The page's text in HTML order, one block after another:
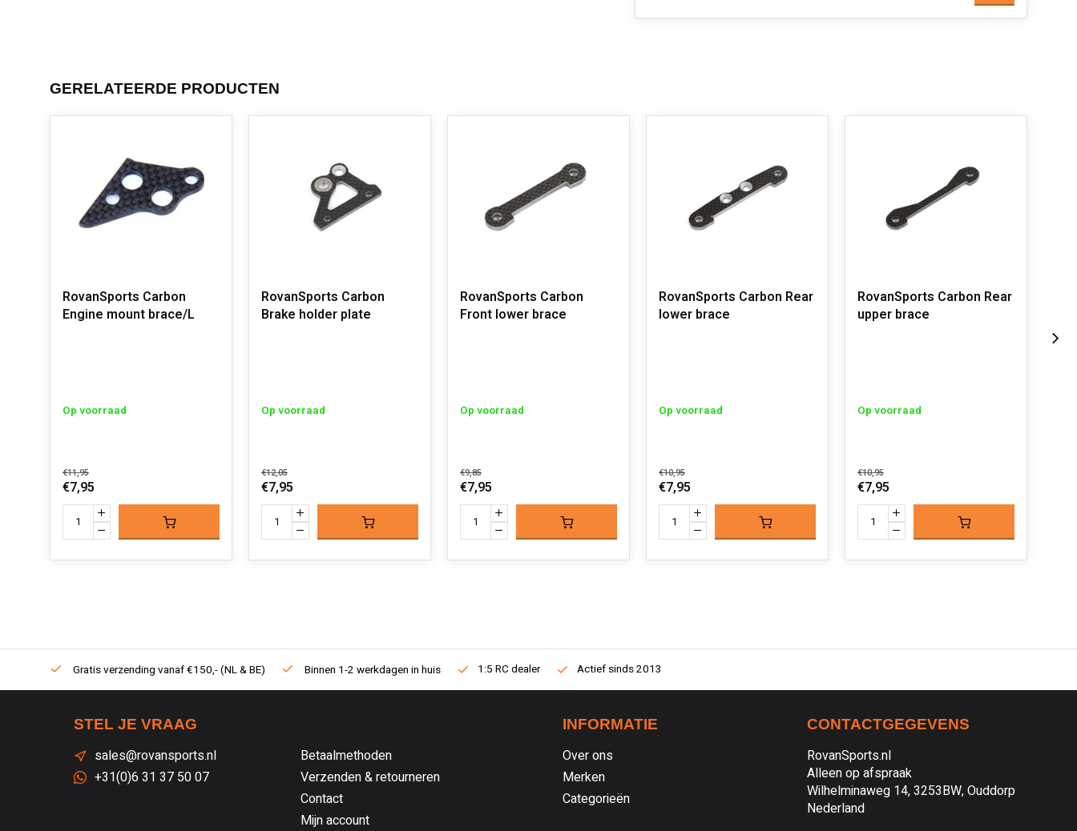
GERELATEERDE PRODUCTEN
RovanSports Carbon
Engine mount brace/L
Op voorraad
€11,95
€7,95
RovanSports Carbon
Brake holder plate
Op voorraad
€12,05
€7,95
RovanSports Carbon
Front lower brace
Op voorraad
€9,85
€7,95
RovanSports Carbon Rear
lower brace
Op voorraad
€10,95
€7,95
RovanSports Carbon Rear
upper brace
Op voorraad
€10,95
€7,95
Gratis verzending vanaf €150,- (NL & BE) Binnen 1-2 werkdagen in huis 1:5 RC dealer Actief sinds 2013
STEL JE VRAAG
sales@rovansports.nl
+31(0)6 31 37 50 07
Betaalmethoden
Verzenden & retourneren
Contact
Mijn account
INFORMATIE
Over ons
Merken
Categorieën
CONTACTGEGEVENS
RovanSports.nl
Alleen op afspraak
Wilhelminaweg 14, 3253BW, Ouddorp
Nederland